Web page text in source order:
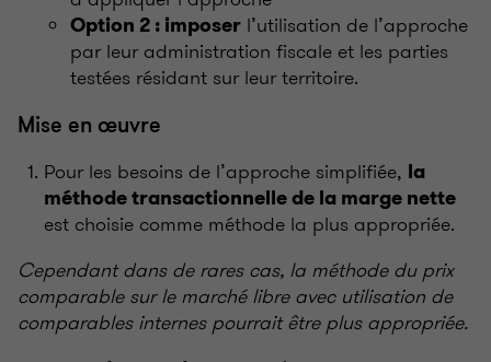
Option 2 : imposer l’utilisation de l’approche
par leur administration fiscale et les parties
testées résidant sur leur territoire.
Mise en œuvre
Pour les besoins de l’approche simplifiée, la
méthode transactionnelle de la marge nette
est choisie comme méthode la plus appropriée.
Cependant dans de rares cas, la méthode du prix
comparable sur le marché libre avec utilisation de
comparables internes pourrait être plus appropriée.